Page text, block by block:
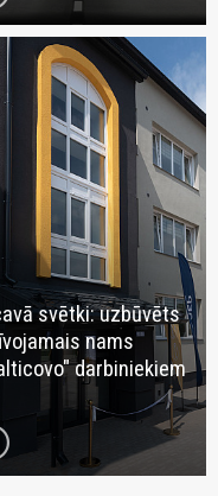
svētki: uzbūvēts
nams
darbiniekiem